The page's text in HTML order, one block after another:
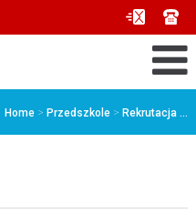
Home > Przedszkole > Rekrutacja ...